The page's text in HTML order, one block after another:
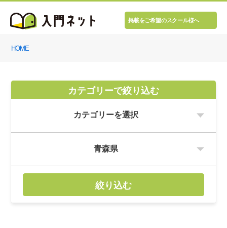
掲載をご希望のスクール様へ
HOME
カテゴリーで絞り込む
絞り込む